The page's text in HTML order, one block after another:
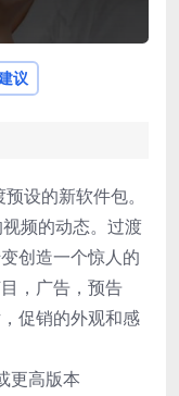
议
设的新软件包。
频的动态。过渡
创造一个惊人的
，广告，预告
促销的外观和感
更高版本